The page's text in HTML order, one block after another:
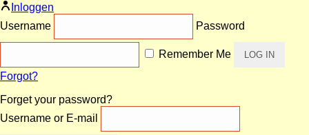
Inloggen
Username
Password
Remember Me
Forgot?
Forget your password?
Username or E-mail